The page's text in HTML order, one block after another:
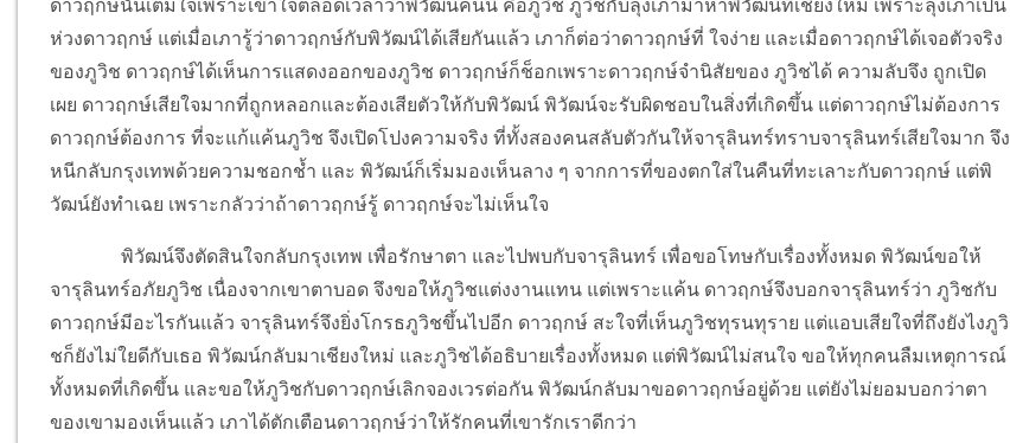
ดาวฤกษ์นั้นเต็มใจเพราะเข้าใจตลอดเวลาว่าพิวัฒน์คนนี้ คือภูวิช ภูวิชกับลุงเภามาหาพิวัฒน์ที่เชียงใหม่ เพราะลุงเภาเป็น
ห่วงดาวฤกษ์ แต่เมื่อเภารู้ว่าดาวฤกษ์กับพิวัฒน์ได้เสียกันแล้ว เภาก็ต่อว่าดาวฤกษ์ที่ ใจง่าย และเมื่อดาวฤกษ์ได้เจอตัวจริง
ของภูวิช ดาวฤกษ์ได้เห็นการแสดงออกของภูวิช ดาวฤกษ์ก็ช็อกเพราะดาวฤกษ์จำนิสัยของ ภูวิชได้ ความลับจึง ถูกเปิด
เผย ดาวฤกษ์เสียใจมากที่ถูกหลอกและต้องเสียตัวให้กับพิวัฒน์ พิวัฒน์จะรับผิดชอบในสิ่งที่เกิดขึ้น แต่ดาวฤกษ์ไม่ต้องการ
ดาวฤกษ์ต้องการ ที่จะแก้แค้นภูวิช จึงเปิดโปงความจริง ที่ทั้งสองคนสลับตัวกันให้จารุลินทร์ทราบจารุลินทร์เสียใจมาก จึง
หนีกลับกรุงเทพด้วยความชอกช้ำ และ พิวัฒน์ก็เริ่มมองเห็นลาง ๆ จากการที่ของตกใส่ในคืนที่ทะเลาะกับดาวฤกษ์ แต่พิ
วัฒน์ยังทำเฉย เพราะกลัวว่าถ้าดาวฤกษ์รู้ ดาวฤกษ์จะไม่เห็นใจ
พิวัฒน์จึงตัดสินใจกลับกรุงเทพ เพื่อรักษาตา และไปพบกับจารุลินทร์ เพื่อขอโทษกับเรื่องทั้งหมด พิวัฒน์ขอให้
จารุลินทร์อภัยภูวิช เนื่องจากเขาตาบอด จึงขอให้ภูวิชแต่งงานแทน แต่เพราะแค้น ดาวฤกษ์จึงบอกจารุลินทร์ว่า ภูวิชกับ
ดาวฤกษ์มีอะไรกันแล้ว จารุลินทร์จึงยิ่งโกรธภูวิชขึ้นไปอีก ดาวฤกษ์ สะใจที่เห็นภูวิชทุรนทุราย แต่แอบเสียใจที่ถึงยังไงภูวิ
ชก็ยังไม่ใยดีกับเธอ พิวัฒน์กลับมาเชียงใหม่ และภูวิชได้อธิบายเรื่องทั้งหมด แต่พิวัฒน์ไม่สนใจ ขอให้ทุกคนลืมเหตุการณ์
ทั้งหมดที่เกิดขึ้น และขอให้ภูวิชกับดาวฤกษ์เลิกจองเวรต่อกัน พิวัฒน์กลับมาขอดาวฤกษ์อยู่ด้วย แต่ยังไม่ยอมบอกว่าตา
ของเขามองเห็นแล้ว เภาได้ตักเตือนดาวฤกษ์ว่าให้รักคนที่เขารักเราดีกว่า